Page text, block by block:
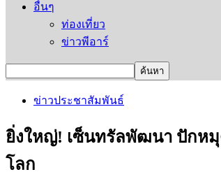
อื่นๆ
ท่องเที่ยว
ข่าวพีอาร์
ข่าวประชาสัมพันธ์
ยิ่งใหญ่! เซ็นทรัลพัฒนา ปักหมุ
โลก